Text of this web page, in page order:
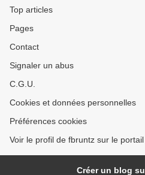
Top articles
Pages
Contact
Signaler un abus
C.G.U.
Cookies et données personnelles
Préférences cookies
Voir le profil de fbruntz sur le
Créer un blog